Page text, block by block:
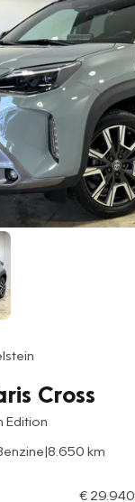
Cross
Edition
|8.650 km
€ 29.940